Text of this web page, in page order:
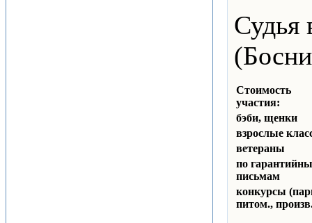
Судья
Стоимость
участия:
бэби, щенки
взрослые
ветераны
по
письмам
конкурсы
питом.,